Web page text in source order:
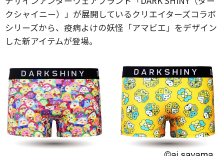
クシャイニー）」が展開しているクリエイターズコラボ
シリーズから、疫病よけの妖怪「アマビエ」をデザイン
した新アイテムが登場。